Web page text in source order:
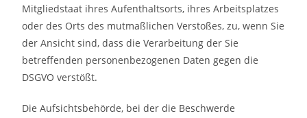
Mitgliedstaat ihres Aufenthaltsorts, ihres Arbeitsplatzes
oder des Orts des mutmaßlichen Verstoßes, zu, wenn Sie
der Ansicht sind, dass die Verarbeitung der Sie
betreffenden personenbezogenen Daten gegen die
DSGVO verstößt.
Die Aufsichtsbehörde, bei der die Beschwerde